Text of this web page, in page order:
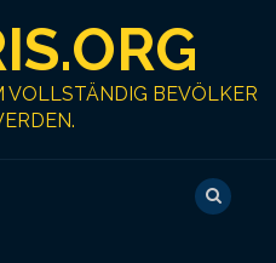
BEVÖLKER